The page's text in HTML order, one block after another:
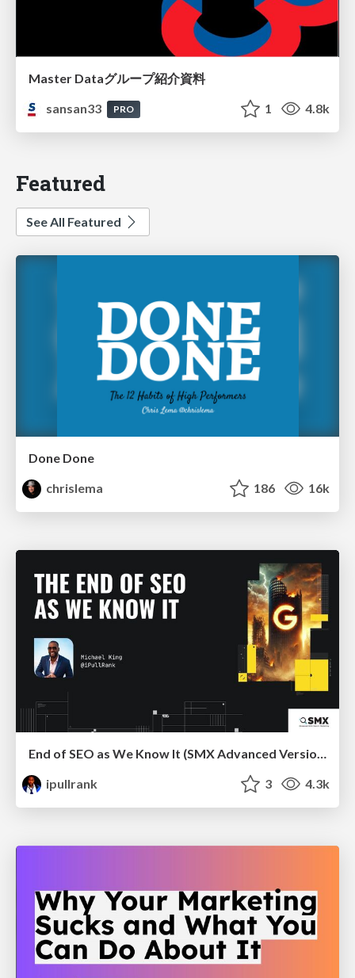
Master Dataグループ紹介資料
sansan33
PRO 1 4.8k
Featured
See All Featured
Done Done
chrislema
186 16k
End of SEO as We Know It (SMX Advanced Version)
ipullrank
3 4.3k